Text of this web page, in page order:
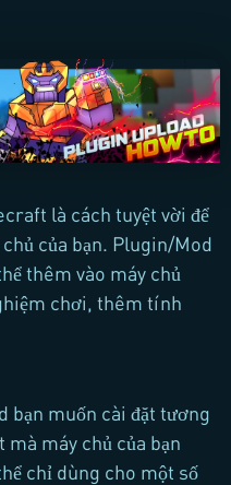
là cách tuyệt vời để
của bạn. Plugin/Mod
thêm vào máy chủ
chơi, thêm tính
bạn muốn cài đặt tương
máy chủ của bạn
chỉ dùng cho một số